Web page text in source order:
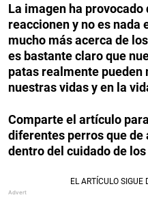
La imagen ha
reaccionen y no es nada
mucho más acerca de
es bastante claro que
patas realmente
nuestras vidas y en la
Comparte el artículo
diferentes perros que
dentro del cuidado de